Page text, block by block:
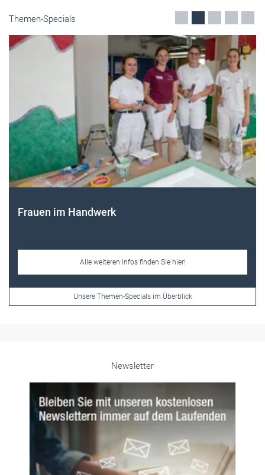
Themen-Specials
Frauen im Handwerk
Alle weiteren Infos finden Sie hier!
Unsere Themen-Specials im Überblick
Newsletter